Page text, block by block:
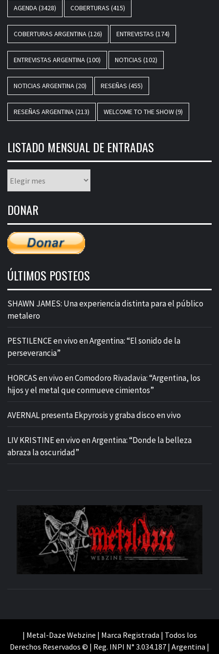
AGENDA(3428) COBERTURAS (415)
COBERTURAS ARGENTINA(126) ENTREVISTAS (174)
ENTREVISTAS ARGENTINA(100) NOTICIAS (102)
NOTICIAS ARGENTINA(20) RESEÑAS (455)
RESEÑAS ARGENTINA(213) WELCOME TO THE SHOW(9)
LISTADO MENSUAL DE ENTRADAS
mensual
entradas
DONAR
ÚLTIMOS POSTEOS
SHAWN JAMES: Una experiencia distinta para el público
metalero
PESTILENCE en vivo en Argentina: “El sonido de la
perseverancia”
HORCAS en vivo en Comodoro Rivadavia: “Argentina, los
hijos y el metal que conmueve cimientos”
AVERNAL presenta Ekpyrosis y graba disco en vivo
LIV KRISTINE en vivo en Argentina: “Donde la belleza
abraza la oscuridad”
| Metal-Daze Webzine | Marca Registrada | Todos los
Derechos Reservados © | Reg. INPI N° 3.034.187 | Argentina |